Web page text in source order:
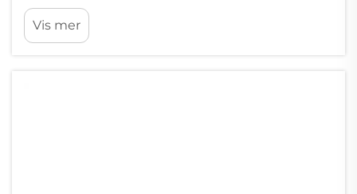
sanntidsjustering i poseproduksjon.
Sanntidskontroll av lateral avvik i film og
underlagmaterialer. Automatiserte
Vis mer